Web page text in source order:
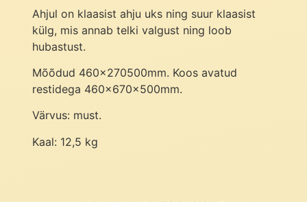
Ahjul on klaasist ahju uks ning suur klaasist
külg, mis annab telki valgust ning loob
hubastust.
Mõõdud 460x270500mm. Koos avatud
restidega 460x670x500mm.
Värvus: must.
Kaal: 12,5 kg